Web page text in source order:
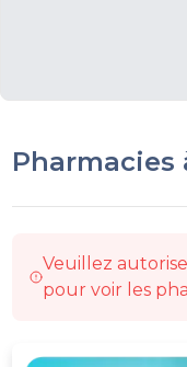
Veuillez
pour voir les